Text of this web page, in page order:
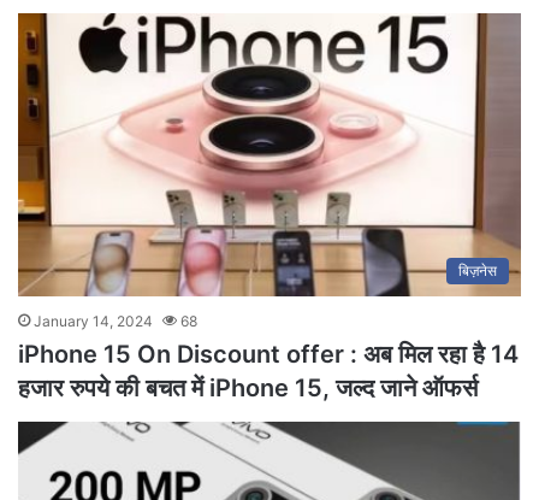
बिज़नेस
January 14, 2024 68
iPhone 15 On Discount offer : अब मिल रहा है 14
हजार रुपये की बचत में iPhone 15, जल्द जाने ऑफर्स